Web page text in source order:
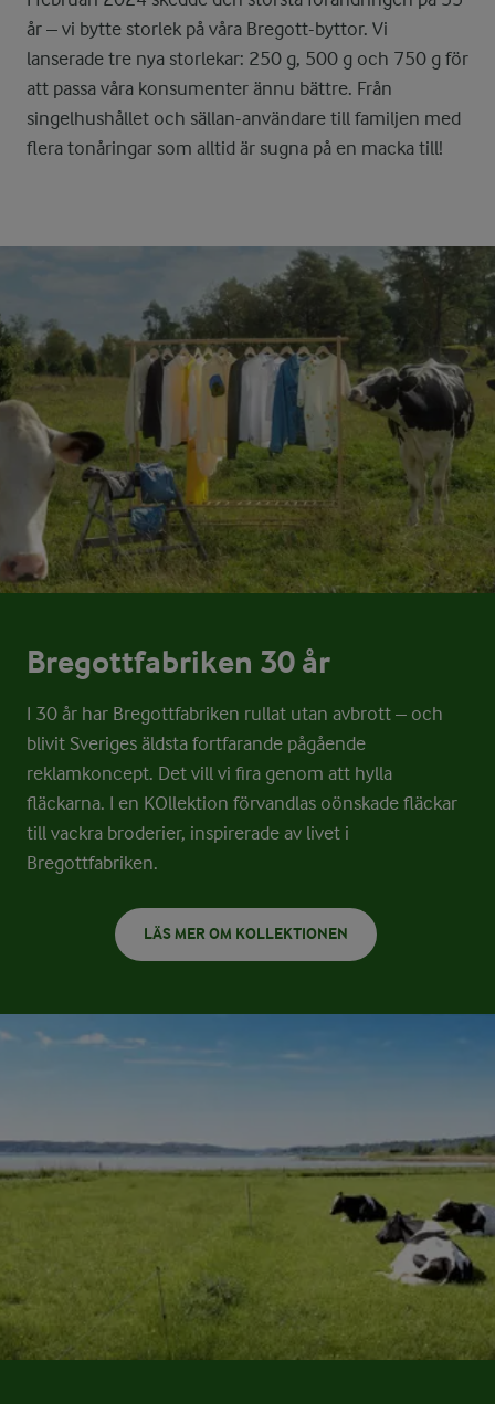
år – vi bytte storlek på våra Bregott-byttor. Vi
lanserade tre nya storlekar: 250 g, 500 g och 750 g för
att passa våra konsumenter ännu bättre. Från
singelhushållet och sällan-användare till familjen med
flera tonåringar som alltid är sugna på en macka till!
Bregottfabriken 30 år
I 30 år har Bregottfabriken rullat utan avbrott – och
blivit Sveriges äldsta fortfarande pågående
reklamkoncept. Det vill vi fira genom att hylla
fläckarna. I en KOllektion förvandlas oönskade fläckar
till vackra broderier, inspirerade av livet i
Bregottfabriken.
LÄS MER OM KOLLEKTIONEN